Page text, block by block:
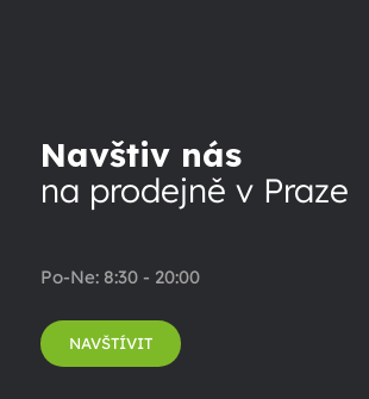
Navštiv nás
na prodejně v Praze
Po-Ne: 8:30 - 20:00
NAVŠTÍVIT